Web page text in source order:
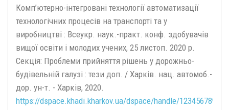
Комп’ютерно-інтегровані технології автоматизації
технологічних процесів на транспорті та у
виробництві : Всеукр. наук.-практ. конф. здобувачів
вищої освіти і молодих учених, 25 листоп. 2020 р.
Секція: Проблеми прийняття рішень у дорожньо-
будівельній галузі : тези доп. / Харків. нац. автомоб.-
дор. ун-т. - Харків, 2020.
https://dspace.khadi.kharkov.ua/dspace/handle/123456789/